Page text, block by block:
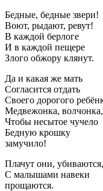
Бедные, бедные звери!
Воют, рыдают, ревут!
В каждой берлоге
И в каждой пещере
Злого обжору клянут.
Да и какая же мать
Согласится отдать
Своего дорогого
Медвежонка,
Чтобы несытое чучело
Бедную крошку
замучило!
Плачут они, убиваются,
С малышами навеки
прощаются.